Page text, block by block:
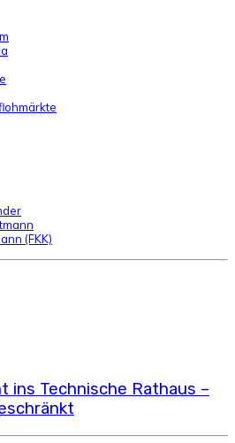
(FKK)
ins Technische Rathaus –